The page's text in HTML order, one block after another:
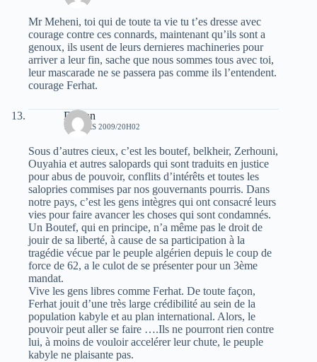
Mr Meheni, toi qui de toute ta vie tu t’es dresse avec
courage contre ces connards, maintenant qu’ils sont a
genoux, ils usent de leurs dernieres machineries pour
arriver a leur fin, sache que nous sommes tous avec toi,
leur mascarade ne se passera pas comme ils l’entendent.
courage Ferhat.
DzCan
17 MARS 2009/20H02
Sous d’autres cieux, c’est les boutef, belkheir, Zerhouni,
Ouyahia et autres salopards qui sont traduits en justice
pour abus de pouvoir, conflits d’intérêts et toutes les
salopries commises par nos gouvernants pourris. Dans
notre pays, c’est les gens intègres qui ont consacré leurs
vies pour faire avancer les choses qui sont condamnés.
Un Boutef, qui en principe, n’a même pas le droit de
jouir de sa liberté, à cause de sa participation à la
tragédie vécue par le peuple algérien depuis le coup de
force de 62, a le culot de se présenter pour un 3ème
mandat.
Vive les gens libres comme Ferhat. De toute façon,
Ferhat jouit d’une très large crédibilité au sein de la
population kabyle et au plan international. Alors, le
pouvoir peut aller se faire ….Ils ne pourront rien contre
lui, à moins de vouloir accelérer leur chute, le peuple
kabyle ne plaisante pas.